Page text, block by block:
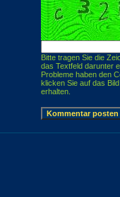
Bitte tragen Sie die
das Textfeld darunter
Probleme haben den
klicken Sie auf das
erhalten.